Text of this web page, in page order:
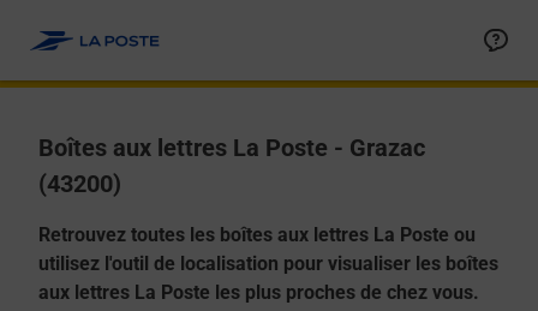
Boîtes aux lettres La Poste - Grazac
(43200)
Retrouvez toutes les boîtes aux lettres La Poste ou
utilisez l'outil de localisation pour visualiser les boîtes
aux lettres La Poste les plus proches de chez vous.